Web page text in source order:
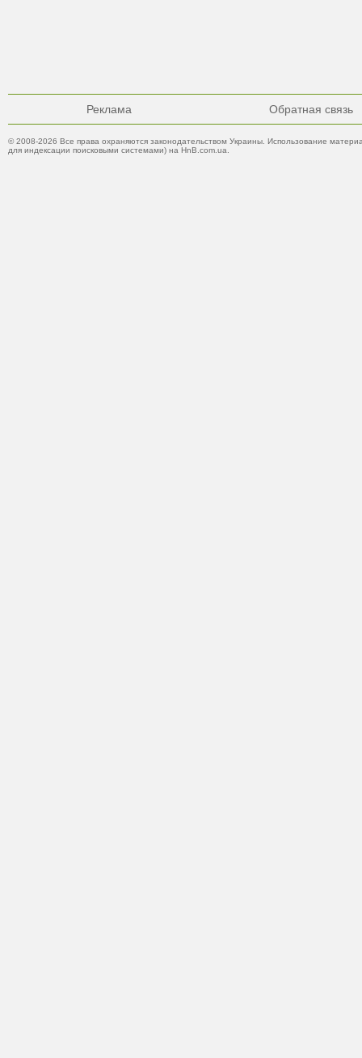
Реклама Обратная связь
© 2008-2026 Все права охраняются законодательством Украины. Использование
для индексации поисковыми системами) на HnB.com.ua.